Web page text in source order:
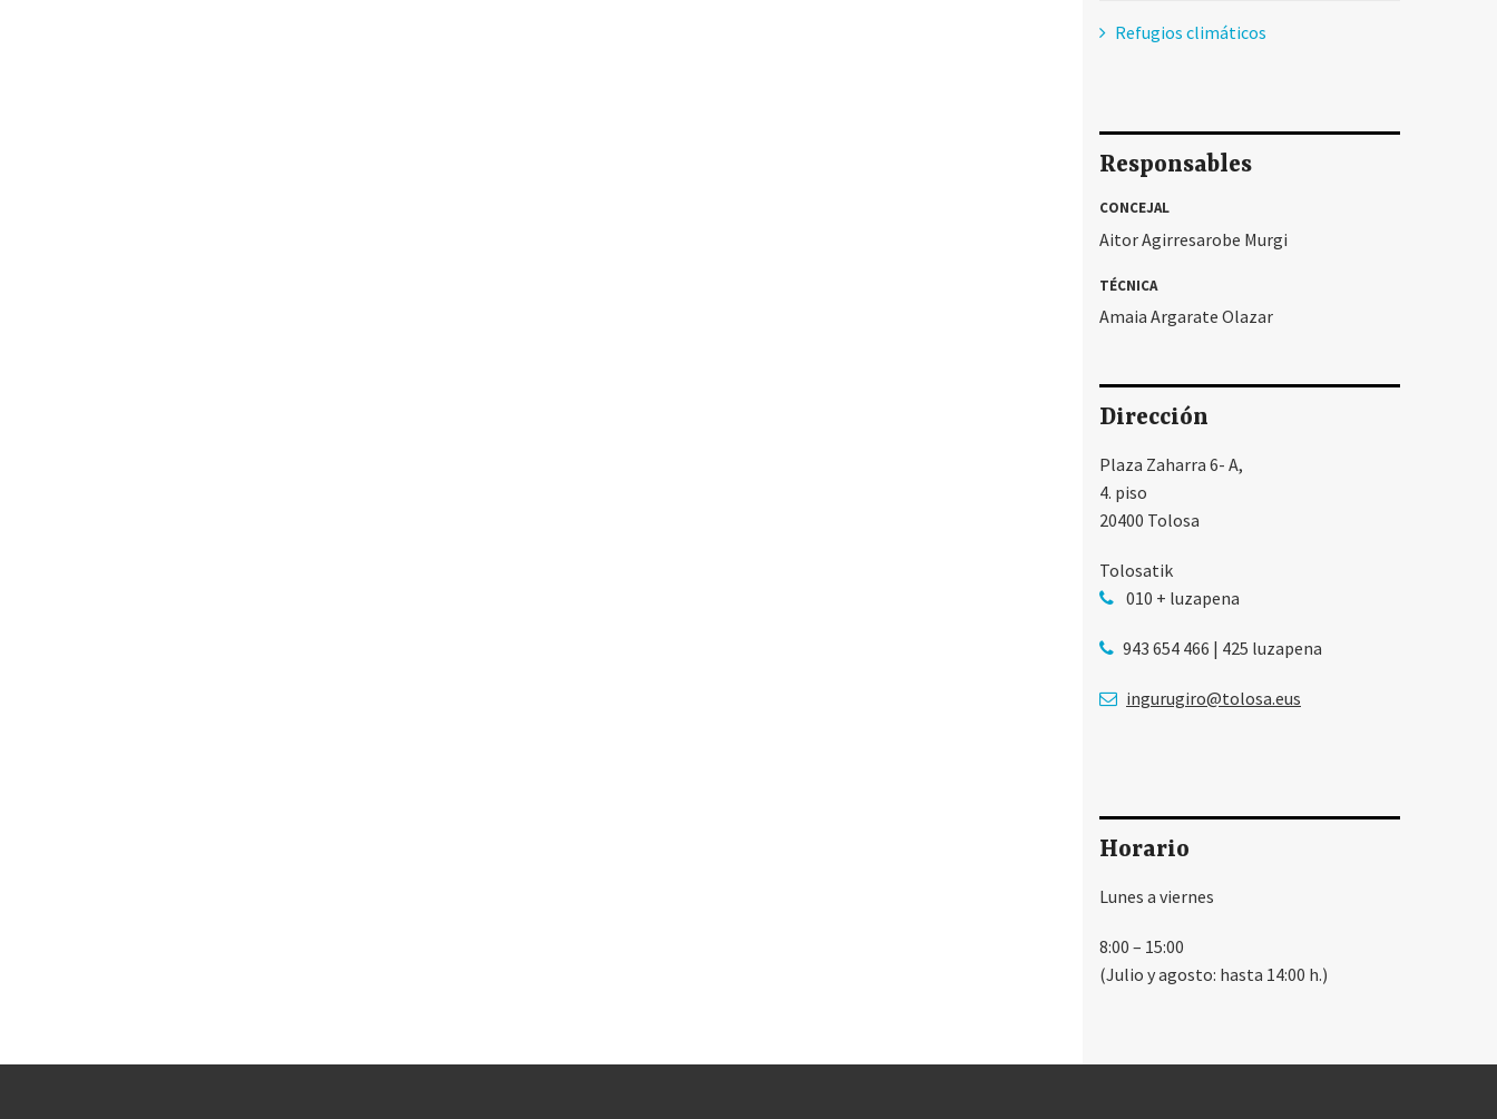
Refugios climáticos
Responsables
CONCEJAL
Aitor Agirresarobe Murgi
TÉCNICA
Amaia Argarate Olazar
Dirección
Plaza Zaharra 6- A,
4. piso
20400 Tolosa
Tolosatik
010 + luzapena
943 654 466 | 425 luzapena
ingurugiro@tolosa.eus
Horario
Lunes a viernes
8:00 – 15:00
(Julio y agosto: hasta 14:00 h.)